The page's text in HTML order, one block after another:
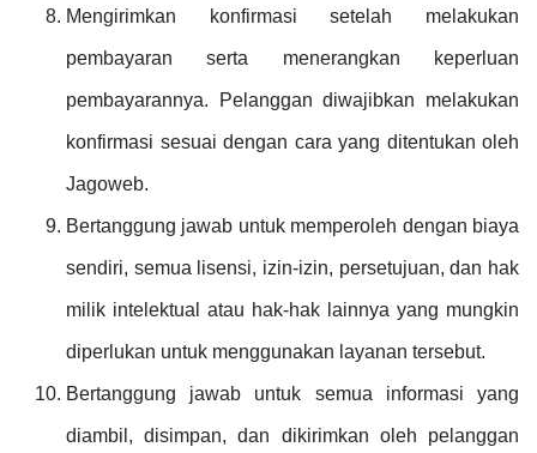
Mengirimkan konfirmasi setelah melakukan
pembayaran serta menerangkan keperluan
pembayarannya. Pelanggan diwajibkan melakukan
konfirmasi sesuai dengan cara yang ditentukan oleh
Jagoweb.
Bertanggung jawab untuk memperoleh dengan biaya
sendiri, semua lisensi, izin-izin, persetujuan, dan hak
milik intelektual atau hak-hak lainnya yang mungkin
diperlukan untuk menggunakan layanan tersebut.
Bertanggung jawab untuk semua informasi yang
diambil, disimpan, dan dikirimkan oleh pelanggan